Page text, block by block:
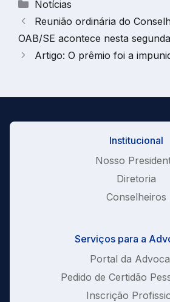
Notícias
Reunião ordinária do
OAB/SE acontece nesta
Artigo: O prêmio foi a
Institucional
Nosso
Diretoria
Conselheiros
Serviços para a
Portal da
Pedido de Certidão
Inscrição